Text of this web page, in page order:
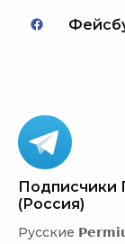
Подписчики
(Россия)
Русские